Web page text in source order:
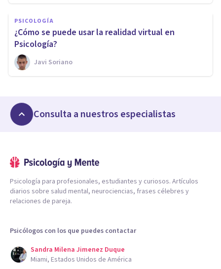
PSICOLOGÍA
¿Cómo se puede usar la realidad virtual en
Psicología?
Javi Soriano
Consulta a nuestros especialistas
Psicología para profesionales, estudiantes y curiosos. Artículos
diarios sobre salud mental, neurociencias, frases célebres y
relaciones de pareja.
Psicólogos con los que puedes contactar
Sandra Milena Jimenez Duque
Miami, Estados Unidos de América